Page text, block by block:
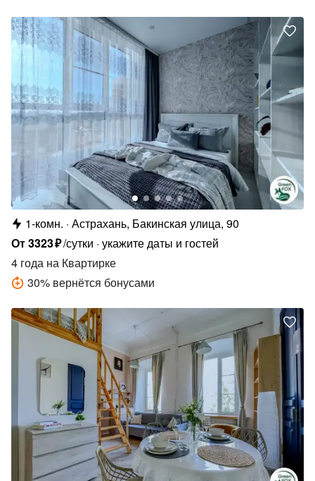
1-комн. Астрахань, Бакинская улица, 90
От3323₽/сутки укажите даты и гостей
4 года на Квартирке
30% вернётся бонусами